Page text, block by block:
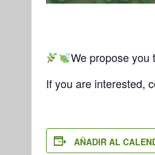
We propose you
If you are interested,
AÑADIR AL